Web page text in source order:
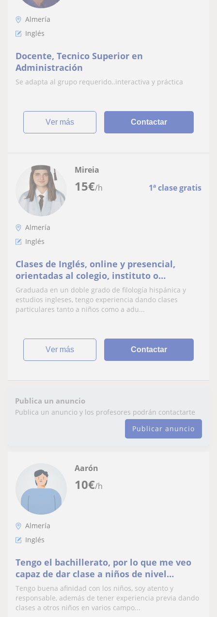
Almería
Inglés
Docente, Tecnico Superior en
Administración
Se adapta al grupo requerido..interactiva y práctica
ver más Contactar
15€/h 1ª clase gratis
Mireia
Almería
Inglés
Clases de Inglés, online y presencial,
orientadas al colegio, instituto o
exámenes de nivel
Graduada en un doble grado de filología hispánica y
estudios ingleses, tengo experiencia dando clases
particulares tanto a niños como a adu...
ver más Contactar
Publica un anuncio
Publica un anuncio y los profesores podrán contactarte
Publicar anuncio
10€/h
Aarón
Almería
Inglés
Tengo el bachillerato, por lo que me veo
capaz de dar clase a niños de nivel
inferior
Tengo buena afinidad con los niños, soy atento y
responsable, además de tener experiencia previa dando
clases a otros niños en varios campo...